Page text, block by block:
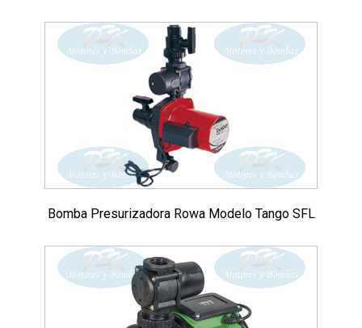
Bomba Presurizadora Rowa Modelo Tango SFL